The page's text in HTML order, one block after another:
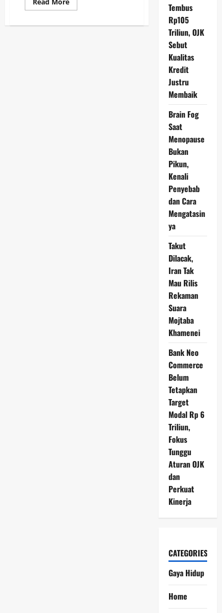
more
Nonton
Tembus
Rp105
Triliun, OJK
Sebut
Kualitas
Kredit
Justru
Membaik
Brain Fog
Saat
Menopause
Bukan
Pikun,
Kenali
Penyebab
dan Cara
Mengatasin
ya
Takut
Dilacak,
Iran Tak
Mau Rilis
Rekaman
Suara
Mojtaba
Khamenei
Bank Neo
Commerce
Belum
Tetapkan
Target
Modal Rp 6
Triliun,
Fokus
Tunggu
Aturan OJK
dan
Perkuat
Kinerja
CATEGORIES
Gaya Hidup
Home